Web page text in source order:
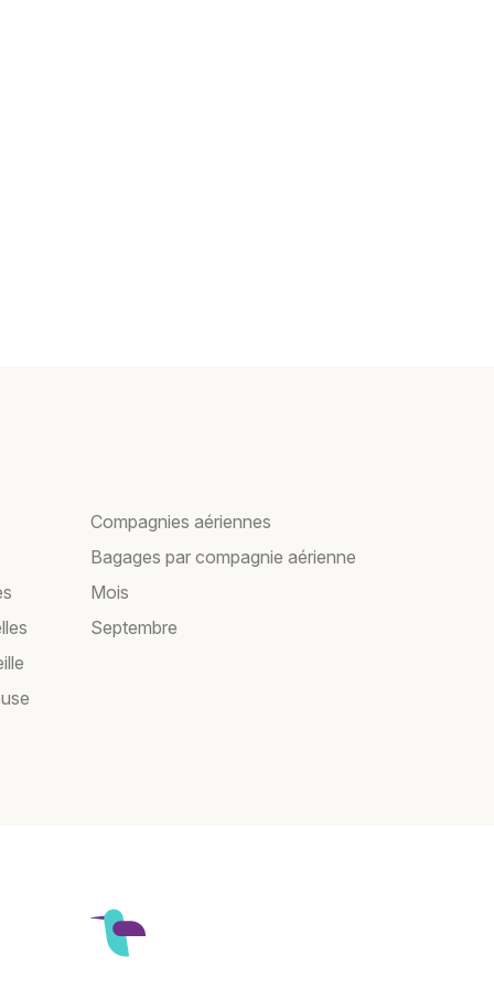
Compagnies aériennes
Bagages par compagnie aérienne
Mois
Septembre